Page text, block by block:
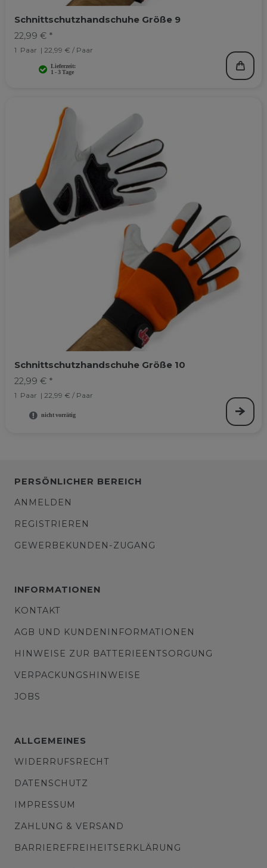
Schnittschutzhandschuhe Größe 9
22,99 € *
1 Paar | 22,99 € / Paar
Schnittschutzhandschuhe Größe 10
22,99 € *
1 Paar | 22,99 € / Paar
PERSÖNLICHER BEREICH
ANMELDEN
REGISTRIEREN
GEWERBEKUNDEN-ZUGANG
INFORMATIONEN
KONTAKT
AGB UND KUNDENINFORMATIONEN
HINWEISE ZUR BATTERIEENTSORGUNG
VERPACKUNGSHINWEISE
JOBS
ALLGEMEINES
WIDERRUFSRECHT
DATENSCHUTZ
IMPRESSUM
ZAHLUNG & VERSAND
BARRIEREFREIHEITSERKLÄRUNG